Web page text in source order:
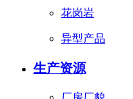
花岗岩
异型产品
生产资源